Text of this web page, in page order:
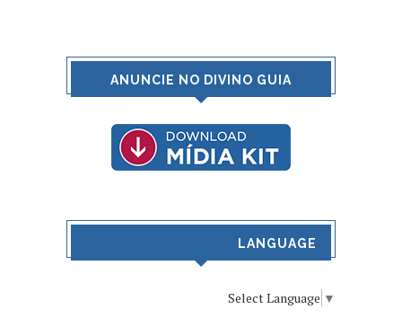
ANUNCIE NO DIVINO GUIA
LANGUAGE
Select Language ▼